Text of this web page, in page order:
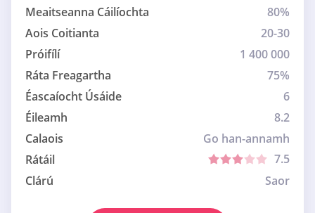
Meaitseanna Cáilíochta
80%
Aois Coitianta
20-30
Próifílí
1 400 000
Ráta Freagartha
75%
Éascaíocht Úsáide
6
Éileamh
8.2
Calaois
Go han-annamh
Rátáil
7.5
Clárú
Saor